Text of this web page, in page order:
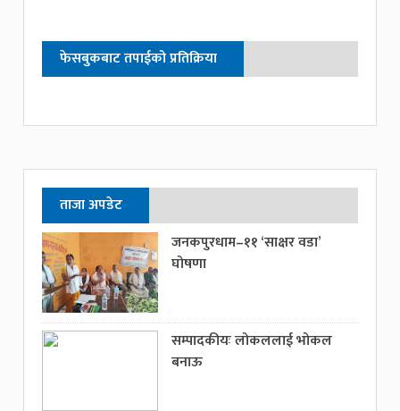
फेसबुकबाट तपाईको प्रतिक्रिया
ताजा अपडेट
जनकपुरधाम–११ ‘साक्षर वडा’
घोषणा
सम्पादकीयः लोकललाई भोकल
बनाऊ